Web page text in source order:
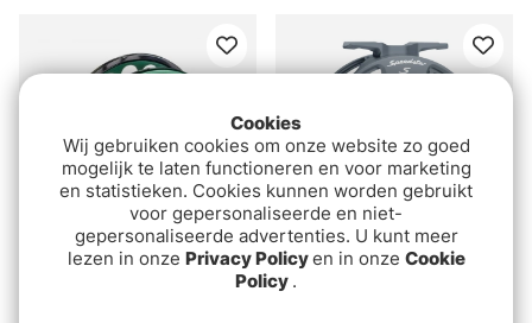
Bauer RX Dark Green Fly
Lamson Speedster S-HD
Cookies
Wij gebruiken cookies om onze website zo goed
mogelijk te laten functioneren en voor marketing
en statistieken. Cookies kunnen worden gebruikt
voor gepersonaliseerde en niet-
gepersonaliseerde advertenties. U kunt meer
lezen in onze Privacy Policyen in onze Cookie
Policy .